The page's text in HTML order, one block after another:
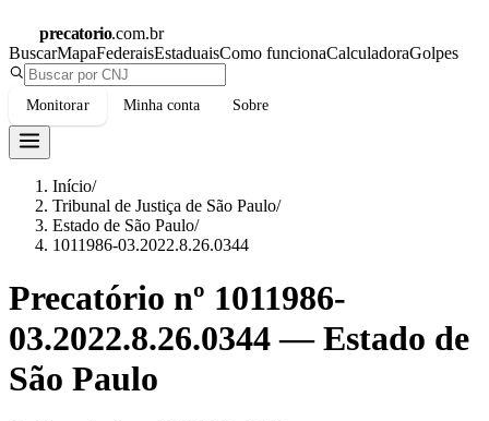
precatorio.com.br
BuscarMapaFederaisEstaduaisComo funcionaCalculadoraGolpes
Monitorar Minha conta Sobre
Início/
Tribunal de Justiça de São Paulo/
Estado de São Paulo/
1011986-03.2022.8.26.0344
Precatório nº 1011986-
03.2022.8.26.0344—Estado de
São Paulo